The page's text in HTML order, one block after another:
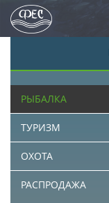
РЫБАЛКА
ТУРИЗМ
ОХОТА
РАСПРОДАЖА